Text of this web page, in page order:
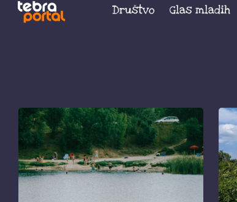
Društvo Glas mladih